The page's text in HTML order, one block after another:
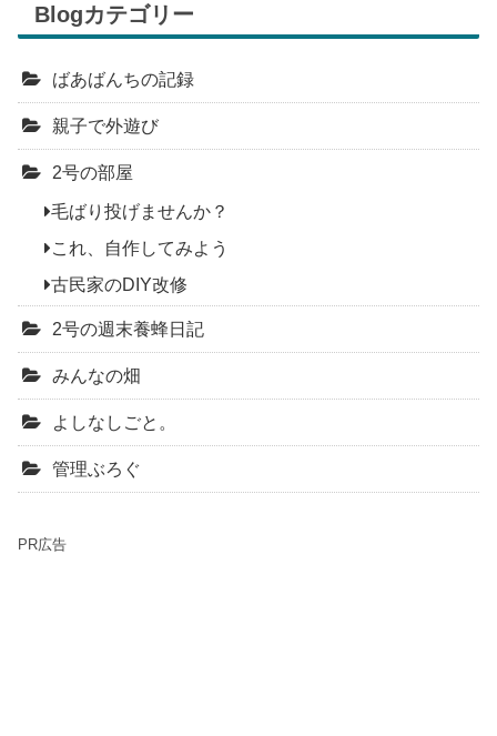
Blogカテゴリー
ばあばんちの記録
親子で外遊び
2号の部屋
毛ばり投げませんか？
これ、自作してみよう
古民家のDIY改修
2号の週末養蜂日記
みんなの畑
よしなしごと。
管理ぶろぐ
PR広告